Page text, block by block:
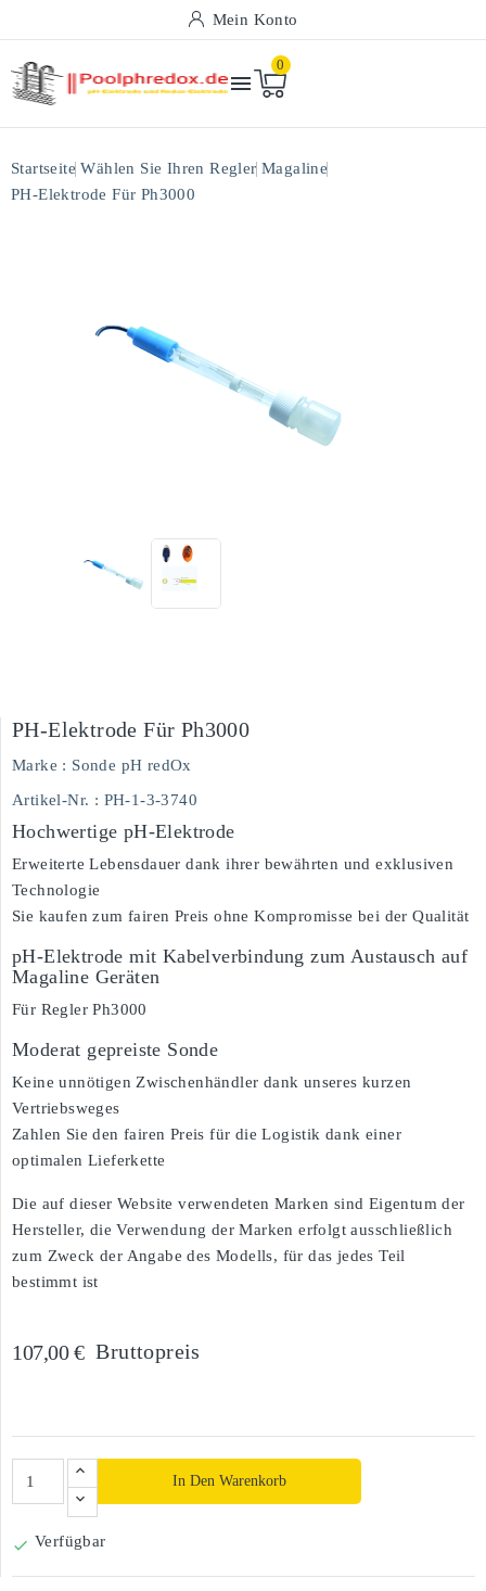
Mein Konto

0
Startseite Wählen Sie Ihren Regler Magaline
PH-Elektrode Für Ph3000
PH-Elektrode Für Ph3000
Marke : Sonde pH redOx
Artikel-Nr. : PH-1-3-3740
Hochwertige pH-Elektrode
Erweiterte Lebensdauer dank ihrer bewährten und exklusiven
Technologie
Sie kaufen zum fairen Preis ohne Kompromisse bei der Qualität
pH-Elektrode mit Kabelverbindung zum Austausch auf
Magaline Geräten
Für Regler Ph3000
Moderat gepreiste Sonde
Keine unnötigen Zwischenhändler dank unseres kurzen
Vertriebsweges
Zahlen Sie den fairen Preis für die Logistik dank einer
optimalen Lieferkette
Die auf dieser Website verwendeten Marken sind Eigentum der
Hersteller, die Verwendung der Marken erfolgt ausschließlich
zum Zweck der Angabe des Modells, für das jedes Teil
bestimmt ist
107,00 € Bruttopreis
In Den Warenkorb
 Verfügbar